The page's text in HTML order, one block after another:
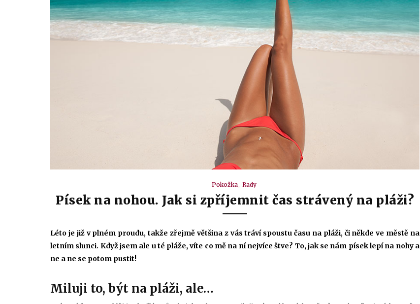
Pokožka Rady
Písek na nohou. Jak si zpříjemnit čas strávený na pláži?
Léto je již v plném proudu, takže zřejmě většina z vás tráví spoustu času na pláži, či někde ve městě na
letním slunci. Když jsem ale u té pláže, víte co mě na ní nejvíce štve? To, jak se nám písek lepí na nohy a
ne a ne se potom pustit!
Miluji to, být na pláži, ale…